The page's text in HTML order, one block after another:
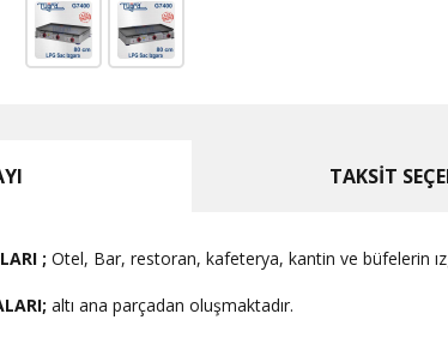
TAKSİT
; Otel, Bar, restoran, kafeterya, kantin ve büfelerin
altı ana parçadan oluşmaktadır.